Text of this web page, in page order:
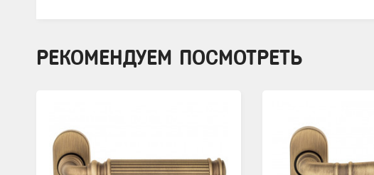
РЕКОМЕНДУЕМ ПОСМОТРЕТЬ